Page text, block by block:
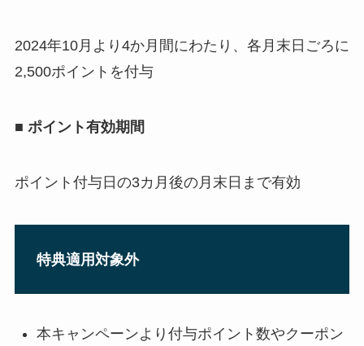
2024年10月より4か月間にわたり、各月末日ごろに
2,500ポイントを付与
■ ポイント有効期間
ポイント付与日の3カ月後の月末日まで有効
特典適用対象外
本キャンペーンより付与ポイント数やクーポン